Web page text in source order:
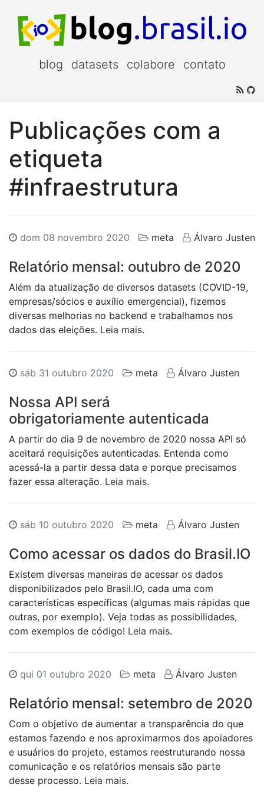
blog datasets colabore contato
Publicações com a
etiqueta
#infraestrutura
dom 08 novembro 2020 meta Álvaro Justen
Relatório mensal: outubro de 2020
Além da atualização de diversos datasets (COVID-19,
empresas/sócios e auxílio emergencial), fizemos
diversas melhorias no backend e trabalhamos nos
dados das eleições. Leia mais.
sáb 31 outubro 2020 meta Álvaro Justen
Nossa API será
obrigatoriamente autenticada
A partir do dia 9 de novembro de 2020 nossa API só
aceitará requisições autenticadas. Entenda como
acessá-la a partir dessa data e porque precisamos
fazer essa alteração. Leia mais.
sáb 10 outubro 2020 meta Álvaro Justen
Como acessar os dados do Brasil.IO
Existem diversas maneiras de acessar os dados
disponibilizados pelo Brasil.IO, cada uma com
características específicas (algumas mais rápidas que
outras, por exemplo). Veja todas as possibilidades,
com exemplos de código! Leia mais.
qui 01 outubro 2020 meta Álvaro Justen
Relatório mensal: setembro de 2020
Com o objetivo de aumentar a transparência do que
estamos fazendo e nos aproximarmos dos apoiadores
e usuários do projeto, estamos reestruturando nossa
comunicação e os relatórios mensais são parte
desse processo. Leia mais.